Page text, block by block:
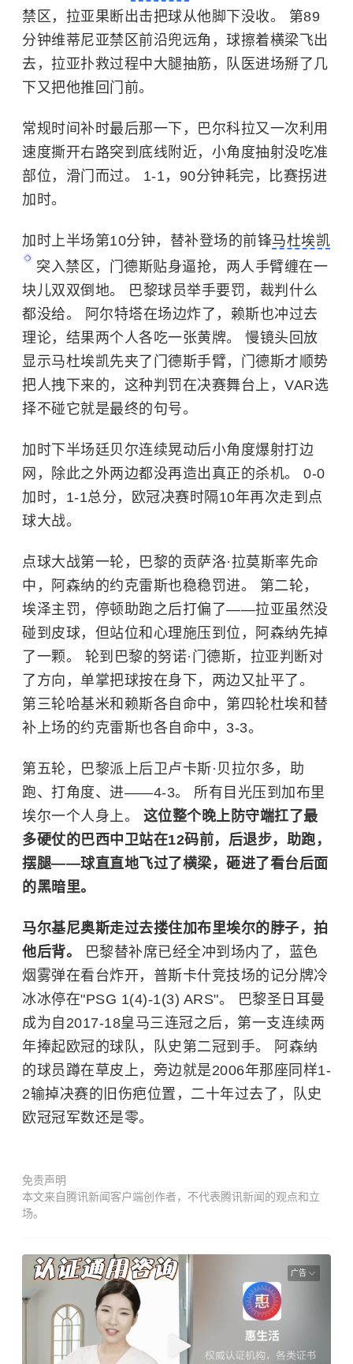
禁区，拉亚果断出击把球从他脚下没收。 第89
分钟维蒂尼亚禁区前沿兜远角，球擦着横梁飞出
去，拉亚扑救过程中大腿抽筋，队医进场掰了几
下又把他推回门前。
常规时间补时最后那一下，巴尔科拉又一次利用
速度撕开右路突到底线附近，小角度抽射没吃准
部位，滑门而过。 1-1，90分钟耗完，比赛拐进
加时。
加时上半场第10分钟，替补登场的前锋马杜埃凯
突入禁区，门德斯贴身逼抢，两人手臂缠在一
块儿双双倒地。 巴黎球员举手要罚，裁判什么
都没给。 阿尔特塔在场边炸了，赖斯也冲过去
理论，结果两个人各吃一张黄牌。 慢镜头回放
显示马杜埃凯先夹了门德斯手臂，门德斯才顺势
把人拽下来的，这种判罚在决赛舞台上，VAR选
择不碰它就是最终的句号。
加时下半场廷贝尔连续晃动后小角度爆射打边
网，除此之外两边都没再造出真正的杀机。 0-0
加时，1-1总分，欧冠决赛时隔10年再次走到点
球大战。
点球大战第一轮，巴黎的贡萨洛·拉莫斯率先命
中，阿森纳的约克雷斯也稳稳罚进。 第二轮，
埃泽主罚，停顿助跑之后打偏了——拉亚虽然没
碰到皮球，但站位和心理施压到位，阿森纳先掉
了一颗。 轮到巴黎的努诺·门德斯，拉亚判断对
了方向，单掌把球按在身下，两边又扯平了。
第三轮哈基米和赖斯各自命中，第四轮杜埃和替
补上场的约克雷斯也各自命中，3-3。
第五轮，巴黎派上后卫卢卡斯·贝拉尔多，助
跑、打角度、进——4-3。 所有目光压到加布里
埃尔一个人身上。 这位整个晚上防守端扛了最
多硬仗的巴西中卫站在12码前，后退步，助跑，
摆腿——球直直地飞过了横梁，砸进了看台后面
的黑暗里。
马尔基尼奥斯走过去搂住加布里埃尔的脖子，拍
他后背。
巴黎替补席已经全冲到场内了，蓝色
烟雾弹在看台炸开，普斯卡什竞技场的记分牌冷
冰冰停在"PSG 1(4)-1(3) ARS"。 巴黎圣日耳曼
成为自2017-18皇马三连冠之后，第一支连续两
年捧起欧冠的球队，队史第二冠到手。 阿森纳
的球员蹲在草皮上，旁边就是2006年那座同样1-
2输掉决赛的旧伤疤位置，二十年过去了，队史
欧冠冠军数还是零。
免责声明
本文来自腾讯新闻客户端创作者，不代表腾讯新闻的观点和立
场。
广告